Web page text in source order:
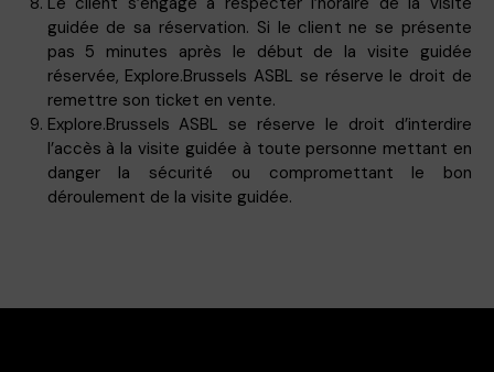
guidée de sa réservation. Si le client ne se présente
pas 5 minutes après le début de la visite guidée
réservée, Explore.Brussels ASBL se réserve le droit de
remettre son ticket en vente.
Explore.Brussels ASBL se réserve le droit d’interdire
l’accès à la visite guidée à toute personne mettant en
danger la sécurité ou compromettant le bon
déroulement de la visite guidée.